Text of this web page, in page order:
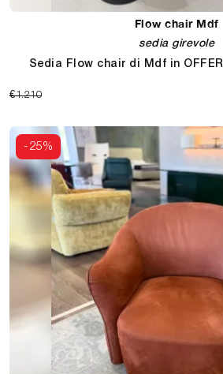
Flow chair Mdf
sedia girevole
Sedia Flow chair di Mdf in
€1.210
-25%